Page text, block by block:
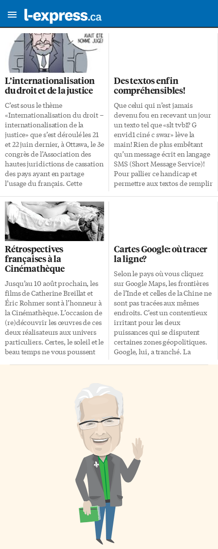
L’internationalisation
du droit et de la justice
C’est sous le thème
«Internationalisation du droit –
internationalisation de la
justice» que s’est déroulé les 21
et 22 juin dernier, à Ottawa, le 3e
congrès de l’Association des
hautes juridictions de cassation
des pays ayant en partage
l’usage du français. Cette
cinquante cours judiciaires
suprêmes francophones dont la
Cour suprême du Canada. Elle a
pour objectif de favoriser
l’entraide, la solidarité, la
coopération, les échanges
d’idées et d’expériences entre
les institutions judiciaires
membres sur les questions
relevant de leur compétence ou
intéressant leur organisation et
leur fonctionnement. Elle veut
promouvoir le rôle des hautes
juridictions dans la […]
Des textos enfin
compréhensibles!
Que celui qui n’est jamais
devenu fou en recevant un jour
un texto tel que «slt tvb1? G
envid1 ciné c swar» lève la
main! Rien de plus embêtant
qu’un message écrit en langage
SMS (Short Message Service)!
Pour pallier ce handicap et
permettre aux textos de remplir
point une application de
transcription de textos en
messages compréhensibles
pour le commun des mortels.
Ainsi, le message «slt tvb1? G
envid1 ciné c swar» s’affiche sur
[…]
Rétrospectives
françaises à la
Cinémathèque
Jusqu’au 10 août prochain, les
films de Catherine Breillat et
Éric Rohmer sont à l’honneur à
la Cinémathèque. L’occasion de
(re)découvrir les œuvres de ces
deux réalisateurs aux univers
particuliers. Certes, le soleil et le
beau temps ne vous poussent
présentés en ce moment à la
Cinémathèque sont des films
Amérique du Nord, alors voilà
certainement une bonne raison
de s’échapper du soleil dans
une salle climatisée! Catherine
Breillat et Éric Rohmer sont les
Cartes Google: où tracer
la ligne?
Selon le pays où vous cliquez
sur Google Maps, les frontières
de l’Inde et celles de la Chine ne
sont pas tracées aux mêmes
endroits. C’est un contentieux
irritant pour les deux
puissances qui se disputent
certaines zones géopolitiques.
Google, lui, a tranché. La
de plusieurs sources dans le
monde. Aussi, les images
satellites présentent une
meilleure résolution qu’avant.
En conséquence, les lignes
modifiées tiennent mieux
compte des frontières
naturelles comme les reliefs
montagneux ou le tracé des
cours d’eau. Des lignes
discontinuées […]